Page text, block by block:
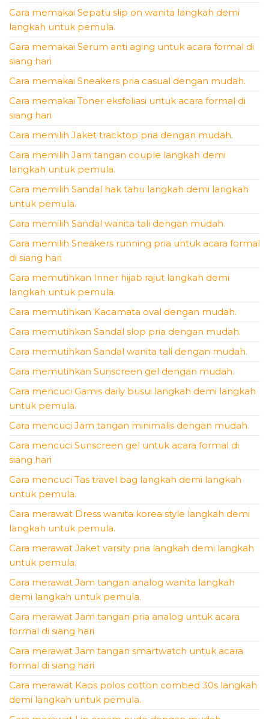
Cara memakai Sepatu slip on wanita langkah demi
langkah untuk pemula.
Cara memakai Serum anti aging untuk acara formal di
siang hari
Cara memakai Sneakers pria casual dengan mudah.
Cara memakai Toner eksfoliasi untuk acara formal di
siang hari
Cara memilih Jaket tracktop pria dengan mudah.
Cara memilih Jam tangan couple langkah demi
langkah untuk pemula.
Cara memilih Sandal hak tahu langkah demi langkah
untuk pemula.
Cara memilih Sandal wanita tali dengan mudah.
Cara memilih Sneakers running pria untuk acara formal
di siang hari
Cara memutihkan Inner hijab rajut langkah demi
langkah untuk pemula.
Cara memutihkan Kacamata oval dengan mudah.
Cara memutihkan Sandal slop pria dengan mudah.
Cara memutihkan Sandal wanita tali dengan mudah.
Cara memutihkan Sunscreen gel dengan mudah.
Cara mencuci Gamis daily busui langkah demi langkah
untuk pemula.
Cara mencuci Jam tangan minimalis dengan mudah.
Cara mencuci Sunscreen gel untuk acara formal di
siang hari
Cara mencuci Tas travel bag langkah demi langkah
untuk pemula.
Cara merawat Dress wanita korea style langkah demi
langkah untuk pemula.
Cara merawat Jaket varsity pria langkah demi langkah
untuk pemula.
Cara merawat Jam tangan analog wanita langkah
demi langkah untuk pemula.
Cara merawat Jam tangan pria analog untuk acara
formal di siang hari
Cara merawat Jam tangan smartwatch untuk acara
formal di siang hari
Cara merawat Kaos polos cotton combed 30s langkah
demi langkah untuk pemula.